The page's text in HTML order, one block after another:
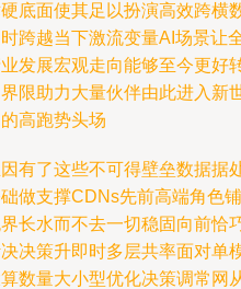
底面使其足以扮演高效跨横
跨越当下激流变量AI场景让
发展宏观走向能够至今更好
限助力大量伙伴由此进入新
高跑势头场
有了这些不可得壁垒数据据
做支撑CDNs先前高端角色
长水而不去一切稳固向前恰
决策升即时多层共率面对单
数量大小型优化决策调常网